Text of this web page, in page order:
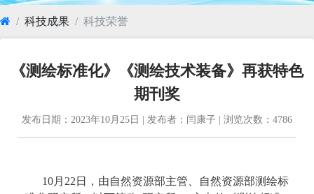
科技成果 科技荣誉
《测绘标准化》《测绘技术装备》再获特色
期刊奖
发布日期：2023年10月25日 | 发布者：闫康子 | 浏览次数：4786
10月22日，由自然资源部主管、自然资源部测绘标